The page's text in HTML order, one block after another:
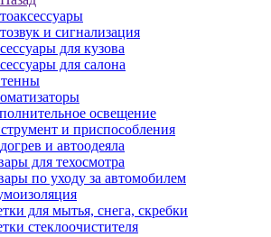
и сигнализация
для кузова
для салона
освещение
и приспособления
и автоодеяла
для техосмотра
по уходу за автомобилем
для мытья, снега, скребки
стеклоочистителя